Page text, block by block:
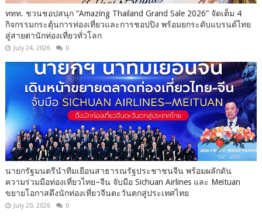
ททท. ชวนชอปสนุก “Amazing Thailand Grand Sale 2026” จัดเต็ม 4
กิจกรรมกระตุ้นการท่องเที่ยวและการชอปปิง พร้อมยกระดับแบรนด์ไทย
สู่สายตานักท่องเที่ยวทั่วโลก
July 24, 2026 0
นายกรัฐมนตรีนำทีมเยือนสาธารณรัฐประชาชนจีน พร้อมผลักดัน
ความร่วมมือท่องเที่ยวไทย–จีน จับมือ Sichuan Airlines และ Meituan
ขยายโอกาสดึงนักท่องเที่ยวจีนตะวันตกสู่ประเทศไทย
July 20, 2026 0